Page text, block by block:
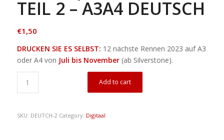
TEIL 2 – A3A4 DEUTSCH
€1,50
DRUCKEN SIE ES SELBST: 12 nächste Rennen 2023 auf A3
oder A4 von Juli bis November(ab Silverstone).
Add to cart
SKU: DEUTCH-2 Category: Digitaal